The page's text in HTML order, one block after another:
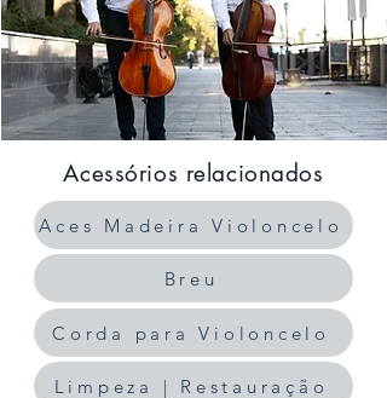
Acessórios relacionados
Aces Madeira Violoncelo
Breu
Corda para Violoncelo
Limpeza | Restauração